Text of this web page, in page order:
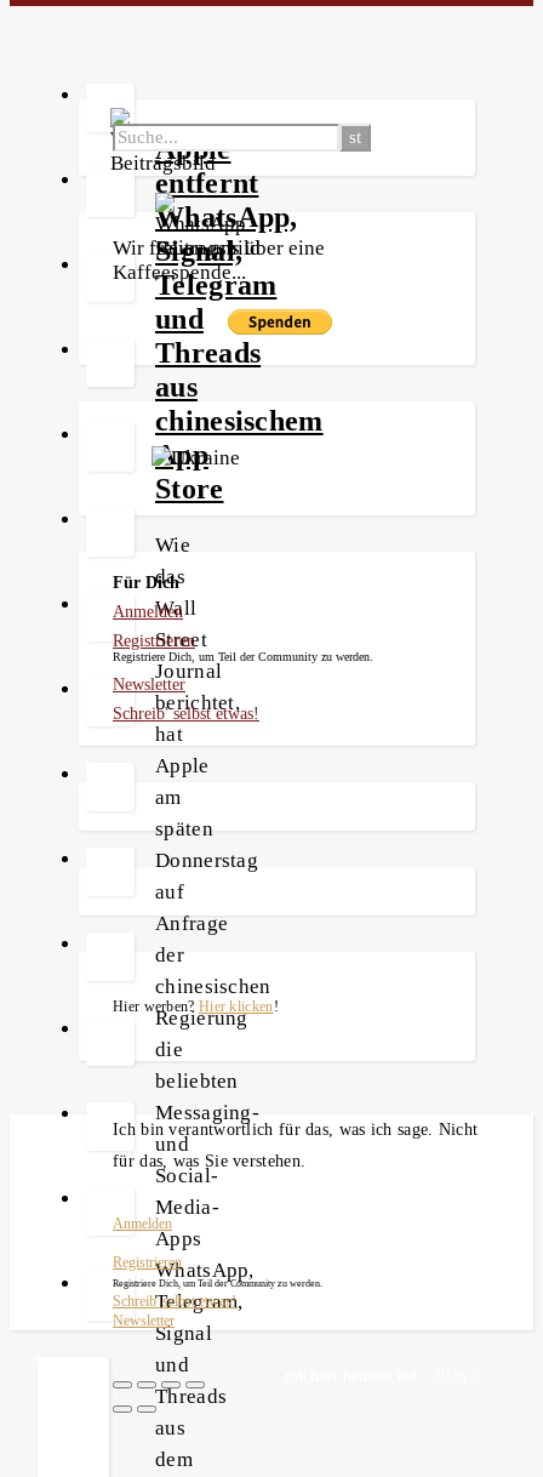
Apple
entfernt
WhatsApp,
Signal,
Telegram
und
Threads
aus
chinesischem
App
Store
Wie
das
Wall
Street
Journal
berichtet,
hat
Apple
am
späten
Donnerstag
auf
Anfrage
der
chinesischen
Regierung
die
beliebten
Messaging-
und
Social-
Media-
Apps
WhatsApp,
Telegram,
Signal
und
Threads
aus
dem
Wir freuen uns über eine
Kaffeespende...
Für Dich
Anmelden
Registrieren
Registriere Dich, um Teil der Community zu werden.
Newsletter
Schreib' selbst etwas!
Hier werben? Hier klicken!
Ich bin verantwortlich für das, was ich sage. Nicht
für das, was Sie verstehen.
Anmelden
Registrieren
Registriere Dich, um Teil der Community zu werden.
Schreib' selbst etwas!
Newsletter